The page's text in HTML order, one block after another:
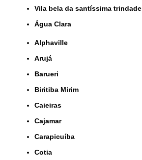
Vila bela da santíssima trindade
Água Clara
Alphaville
Arujá
Barueri
Biritiba Mirim
Caieiras
Cajamar
Carapicuíba
Cotia